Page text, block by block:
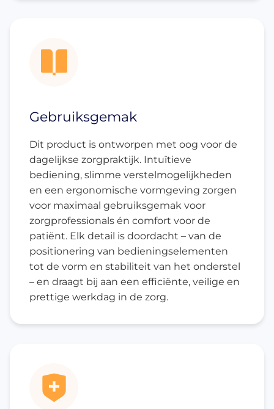
Gebruiksgemak
Dit product is ontworpen met oog voor de
dagelijkse zorgpraktijk. Intuïtieve
bediening, slimme verstelmogelijkheden
en een ergonomische vormgeving zorgen
voor maximaal gebruiksgemak voor
zorgprofessionals én comfort voor de
patiënt. Elk detail is doordacht – van de
positionering van bedieningselementen
tot de vorm en stabiliteit van het onderstel
– en draagt bij aan een efficiënte, veilige en
prettige werkdag in de zorg.